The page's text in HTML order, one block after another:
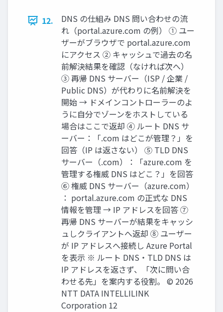
12.
DNS の仕組み DNS 問い合わせの流
れ（portal.azure.com の例） ① ユー
ザーがブラウザで portal.azure.com
にアクセス ② キャッシュで過去の名
前解決結果を確認（なければ次へ）
③ 再帰 DNS サーバー（ISP / 企業 /
Public DNS）が代わりに名前解決を
開始 → ドメインコントローラーのよ
うに自分でゾーンをホストしている
場合はここで返却 ④ ルート DNS サ
ーバー：「.com はどこが管理？」を
回答（IP は返さない） ⑤ TLD DNS
サーバー（.com）：「azure.com を
管理する権威 DNS はどこ？」を回答
⑥ 権威 DNS サーバー（azure.com）
： portal.azure.com の正式な DNS
情報を管理 → IP アドレスを回答 ⑦
再帰 DNS サーバーが結果をキャッシ
ュしクライアントへ返却 ⑧ ユーザー
が IP アドレスへ接続し Azure Portal
を表示 ※ ルート DNS・TLD DNS は
IP アドレスを返さず、「次に問い合
わせる先」を案内する役割。 © 2026
NTT DATA INTELLILINK
Corporation 12